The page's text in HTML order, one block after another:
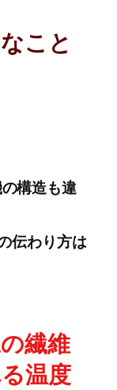
こと
構造も違
伝わり方は
繊維
温度